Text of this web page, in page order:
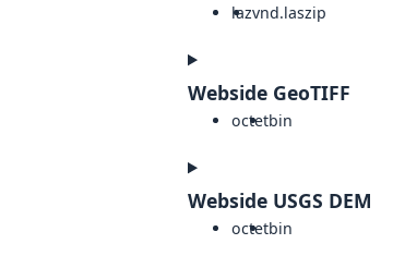
lazvnd.laszip
Webside GeoTIFF
octetbin
Webside USGS DEM
octetbin